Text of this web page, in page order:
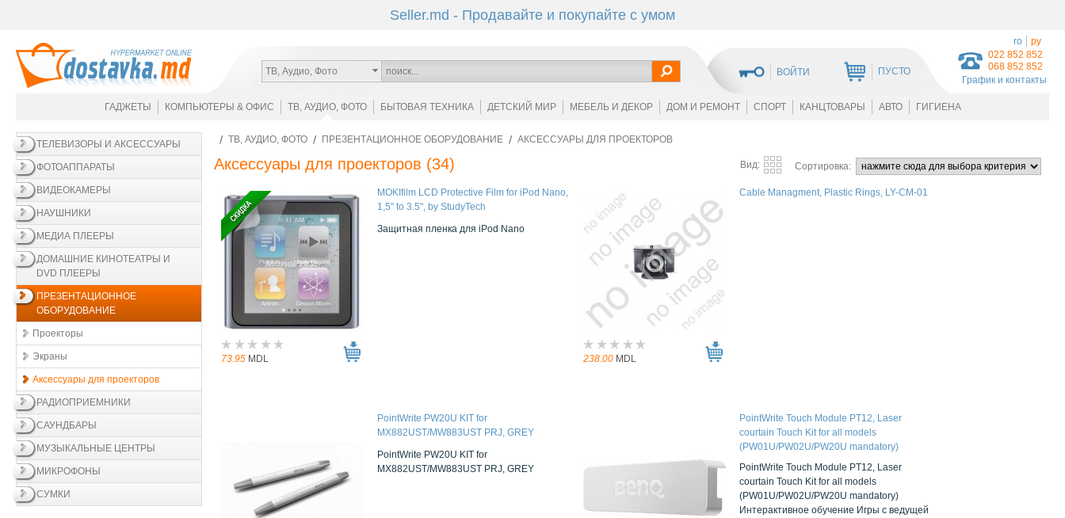
Seller.md - Продавайте и покупайте с умом
022 852 852
068 852 852
График и контакты
ТВ, Аудио, Фото ВОЙТИ ПУСТО
ro ру
ГАДЖЕТЫ КОМПЬЮТЕРЫ & ОФИС ТВ, АУДИО, ФОТО БЫТОВАЯ ТЕХНИКА ДЕТСКИЙ МИР МЕБЕЛЬ И ДЕКОР ДОМ И РЕМОНТ СПОРТ КАНЦТОВАРЫ АВТО ГИГИЕНА
ТЕЛЕВИЗОРЫ И АКСЕССУАРЫ
ФОТОАППАРАТЫ
ВИДЕОКАМЕРЫ
НАУШНИКИ
МЕДИА ПЛЕЕРЫ
ДОМАШНИЕ КИНОТЕАТРЫ И
DVD ПЛЕЕРЫ
ПРЕЗЕНТАЦИОННОЕ
ОБОРУДОВАНИЕ
Проекторы
Экраны
Аксессуары для проекторов
РАДИОПРИЕМНИКИ
САУНДБАРЫ
МУЗЫКАЛЬНЫЕ ЦЕНТРЫ
МИКРОФОНЫ
СУМКИ
ТВ, АУДИО, ФОТО ПРЕЗЕНТАЦИОННОЕ ОБОРУДОВАНИЕ АКСЕССУАРЫ ДЛЯ ПРОЕКТОРОВ
Аксессуары для проекторов (34) Вид: Сортировка:
73.95 MDL
MOKIfilm LCD Protective Film for iPod Nano,
1,5" to 3.5", by StudyTech
Защитная пленка для iPod Nano
238.00 MDL
Cable Managment, Plastic Rings, LY-CM-01
PointWrite PW20U KIT for
MX882UST/MW883UST PRJ, GREY
PointWrite PW20U KIT for
MX882UST/MW883UST PRJ, GREY
PointWrite Touch Module PT12, Laser
courtain Touch Kit for all models
(PW01U/PW02U/PW20U mandatory)
PointWrite Touch Module PT12, Laser
courtain Touch Kit for all models
(PW01U/PW02U/PW20U mandatory)
Интерактивное обучение Игры с ведущей